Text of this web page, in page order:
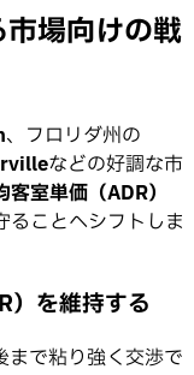
場向けの戦
、フロリダ州の
などの好調な市
客室単価（ADR）
ることへシフトしま
）を維持する
まで粘り強く交渉で